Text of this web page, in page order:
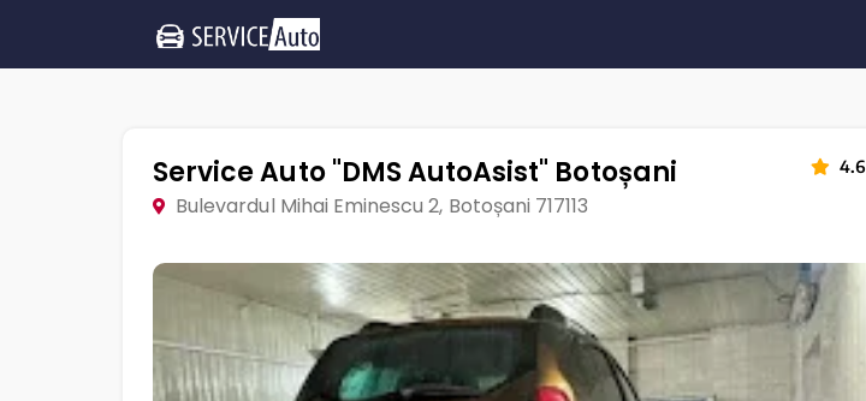
Service Auto "DMS AutoAsist" Botoșani 4.6
Bulevardul Mihai Eminescu 2, Botoșani 717113